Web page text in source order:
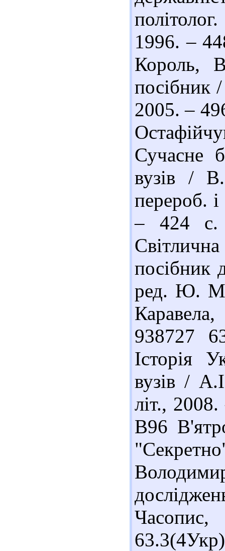
1996. –
Король,
2005. –
Сучасне
вузів /
перероб.
– 424 с.
посібник
ред. Ю. М.
938727
Історія
вузів /
літ.,
В96